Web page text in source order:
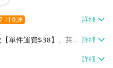
11免運
單件運費$38】、萊爾
費$60】、宅配/貨運